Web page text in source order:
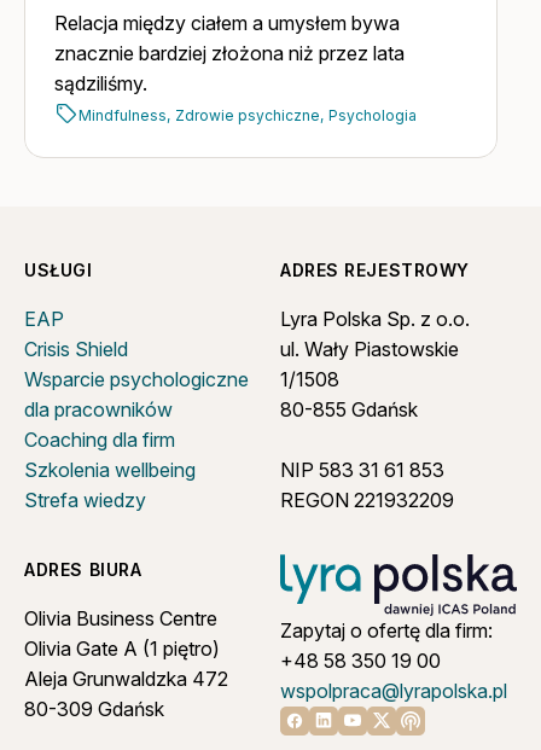
Relacja między ciałem a umysłem bywa
znacznie bardziej złożona niż przez lata
sądziliśmy.
Mindfulness, Zdrowie psychiczne, Psychologia
USŁUGI
EAP
Crisis Shield
Wsparcie psychologiczne
dla pracowników
Coaching dla firm
Szkolenia wellbeing
Strefa wiedzy
ADRES REJESTROWY
Lyra Polska Sp. z o.o.
ul. Wały Piastowskie
1/1508
80-855 Gdańsk
NIP 583 31 61 853
REGON 221932209
ADRES BIURA
Olivia Business Centre
Olivia Gate A (1 piętro)
Aleja Grunwaldzka 472
80-309 Gdańsk
Zapytaj o ofertę dla firm:
+48 58 350 19 00
wspolpraca@lyrapolska.pl
Linkedin
Youtube
X Apple podcast